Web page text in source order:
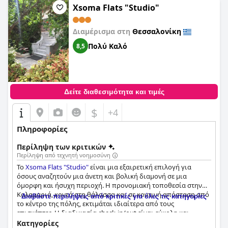
Xsoma Flats "Studio"
Διαμέρισμα στη Θεσσαλονίκη
8,5 Πολύ Καλό
Δείτε διαθεσιμότητα και τιμές
$ +4
Πληροφορίες
Περίληψη των κριτικών
Περίληψη από τεχνητή νοημοσύνη
ΤοXsoma Flats "Studio"είναι μια εξαιρετική επιλογή για
όσους αναζητούν μια άνετη και βολική διαμονή σε μια
όμορφη και ήσυχη περιοχή. Η προνομιακή τοποθεσία στην
Καλαμαριά, κοντά στη θάλασσα και σε κοντινή απόσταση από
το κέντρο της πόλης, εκτιμάται ιδιαίτερα από τους
επισκέπτες. Η διαδικασία check-in/out είναι εύκολη και
αποτελεσματική και το προσωπικό, συγκεκριμένα η κα Μαρία,
Διαβάστε περιλήψεις από κριτικές για όλες τις κατηγορίες
Κατηγορίες